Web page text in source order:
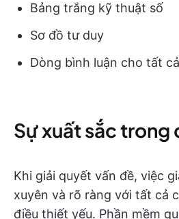
Bảng trắng kỹ thuật số
Sơ đồ tư duy
Dòng bình luận cho tất
Sự xuất sắc trong
Khi giải quyết vấn đề, việc
xuyên và rõ ràng với tất cả
điều thiết yếu. Phần mềm